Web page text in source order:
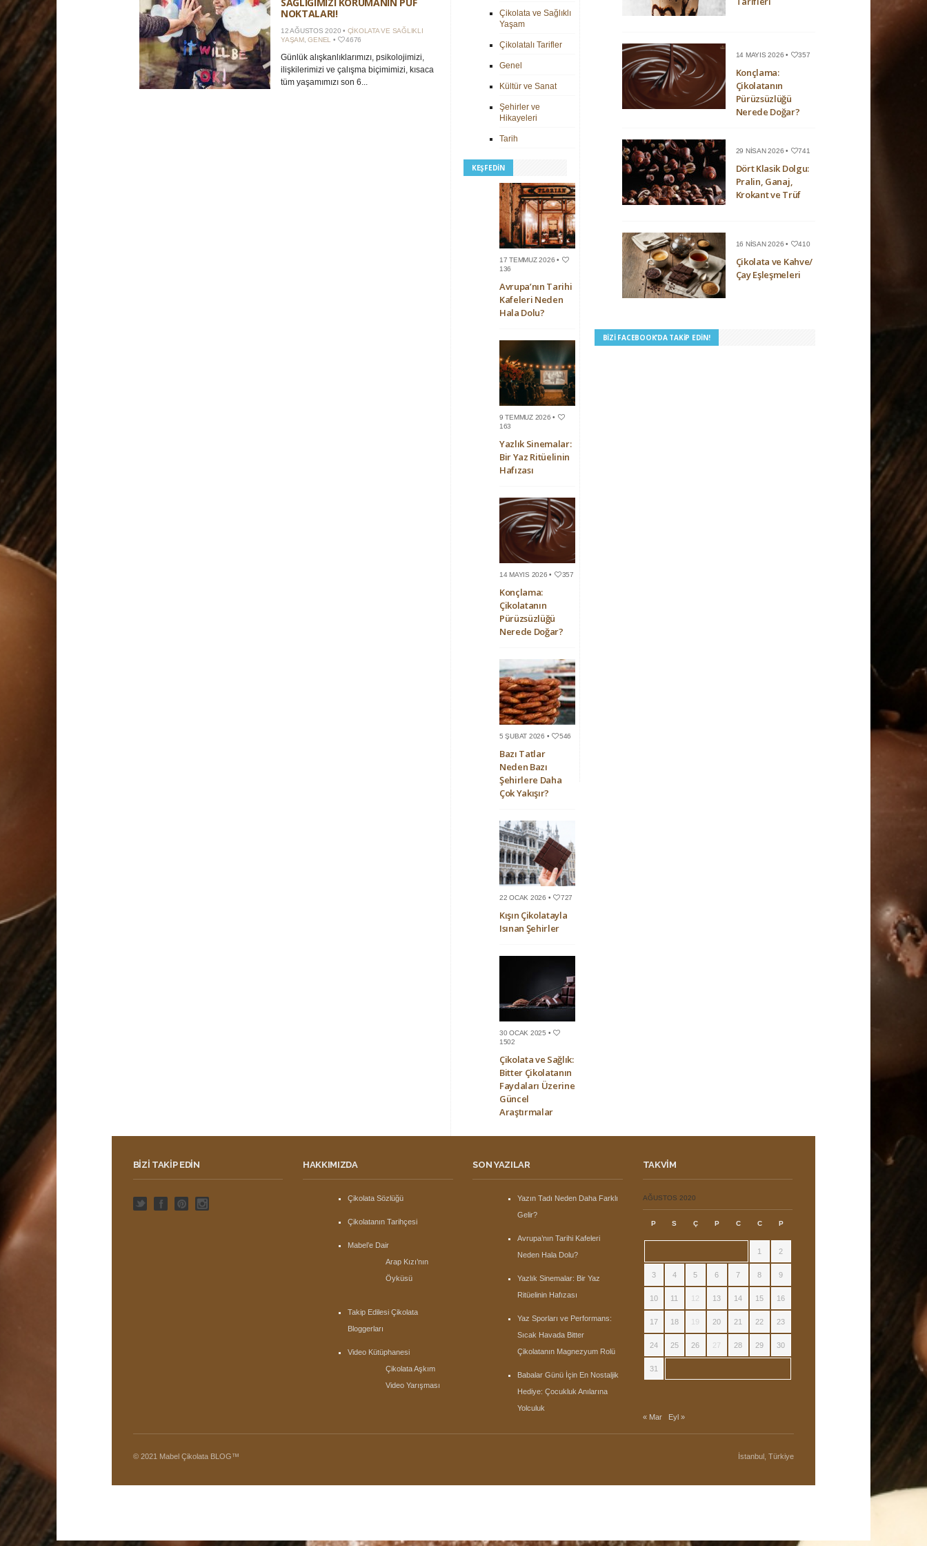
NOKTALARI!
12 AĞUSTOS 2020 • ÇIKOLATA VE SAĞLIKLI
YAŞAM,GENEL • 4676
Günlük alışkanlıklarımızı, psikolojimizi,
ilişkilerimizi ve çalışma biçimimizi, kısaca
tüm yaşamımızı son 6...
Çikolata ve Sağlıklı
Yaşam
Çikolatalı Tarifler
Genel
Kültür ve Sanat
Şehirler ve
Hikayeleri
Tarih
KEŞFEDIN
17 TEMMUZ 2026 •
136
Avrupa’nın Tarihi
Kafeleri Neden
Hala Dolu?
9 TEMMUZ 2026 •
163
Yazlık Sinemalar:
Bir Yaz Ritüelinin
Hafızası
14 MAYIS 2026 • 357
Konçlama:
Çikolatanın
Pürüzsüzlüğü
Nerede Doğar?
5 ŞUBAT 2026 • 546
Bazı Tatlar
Neden Bazı
Şehirlere Daha
Çok Yakışır?
22 OCAK 2026 • 727
Kışın Çikolatayla
Isınan Şehirler
30 OCAK 2025 •
1502
Çikolata ve Sağlık:
Bitter Çikolatanın
Faydaları Üzerine
Güncel
Araştırmalar
14 MAYIS 2026 • 357
Konçlama:
Çikolatanın
Pürüzsüzlüğü
Nerede Doğar?
29 NISAN 2026 • 741
Dört Klasik Dolgu:
Pralin, Ganaj,
Krokant ve Trüf
16 NISAN 2026 • 410
Çikolata ve Kahve/
Çay Eşleşmeleri
BIZI FACEBOOK’DA TAKIP EDIN!
BIZI TAKIP EDIN HAKKIMIZDA
Çikolata Sözlüğü
Çikolatanın Tarihçesi
Mabel’e Dair
Arap Kızı’nın
Öyküsü
Takip Edilesi Çikolata
Bloggerları
Video Kütüphanesi
Çikolata Aşkım
Video Yarışması
SON YAZILAR
Yazın Tadı Neden Daha Farklı
Gelir?
Avrupa’nın Tarihi Kafeleri
Neden Hala Dolu?
Yazlık Sinemalar: Bir Yaz
Ritüelinin Hafızası
Yaz Sporları ve Performans:
Sıcak Havada Bitter
Çikolatanın Magnezyum Rolü
Babalar Günü İçin En Nostaljik
Hediye: Çocukluk Anılarına
Yolculuk
TAKVIM
AĞUSTOS 2020
P S Ç P C C P
1 2
3 4 5 6 7 8 9
10 11 12 13 14 15 16
17 18 19 20 21 22 23
24 25 26 27 28 29 30
31
« Mar Eyl »
© 2021 Mabel Çikolata BLOG™ İstanbul, Türkiye